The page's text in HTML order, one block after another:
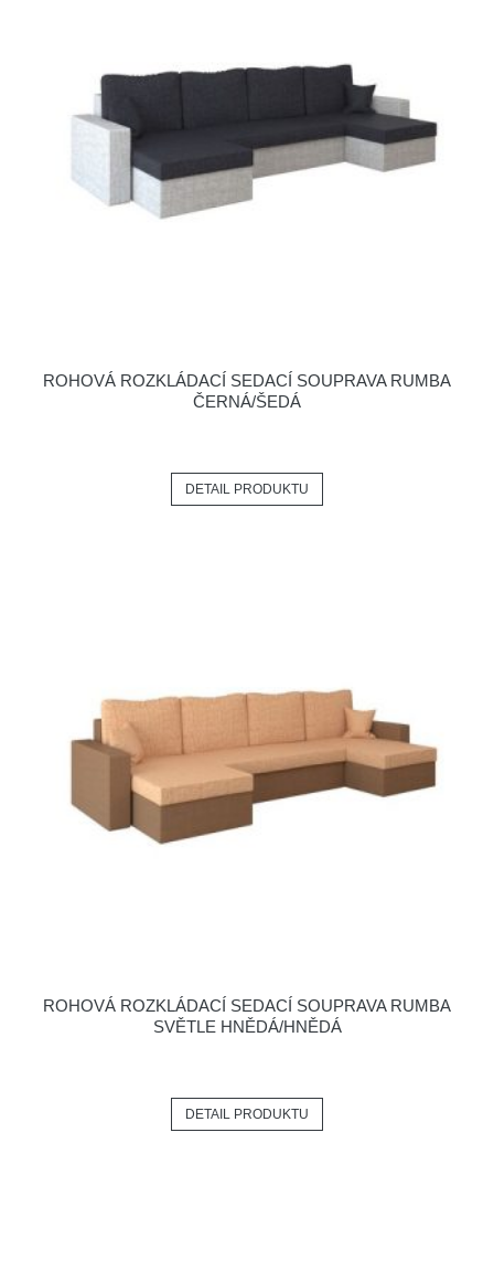
ROHOVÁ ROZKLÁDACÍ SEDACÍ SOUPRAVA RUMBA
ČERNÁ/ŠEDÁ
DETAIL PRODUKTU
ROHOVÁ ROZKLÁDACÍ SEDACÍ SOUPRAVA RUMBA
SVĚTLE HNĚDÁ/HNĚDÁ
DETAIL PRODUKTU